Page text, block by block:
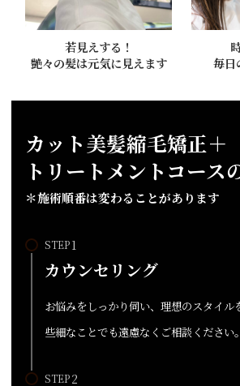
若見えする！
艶々の髪は元気に見えます
毎日
カット美髪縮毛矯正＋
トリートメントコース
＊施術順番は変わることがあります
STEP
カウンセリング
お悩みをしっかり伺い、理想のスタイル
些細なことでも遠慮なくご相談ください。
STEP